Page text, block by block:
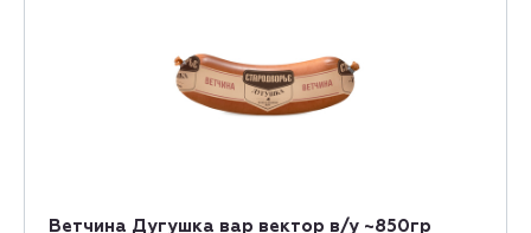
Ветчина Дугушка вар вектор в/у ~850гр